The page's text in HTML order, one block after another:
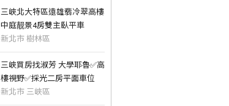
三峽北大特區遠雄翡冷翠高樓
中庭靓景4房雙主臥平車
新北市 樹林區
三峽買房找淑芳 大學耶魯✅高
樓視野✅採光二房平面車位
新北市 三峽區